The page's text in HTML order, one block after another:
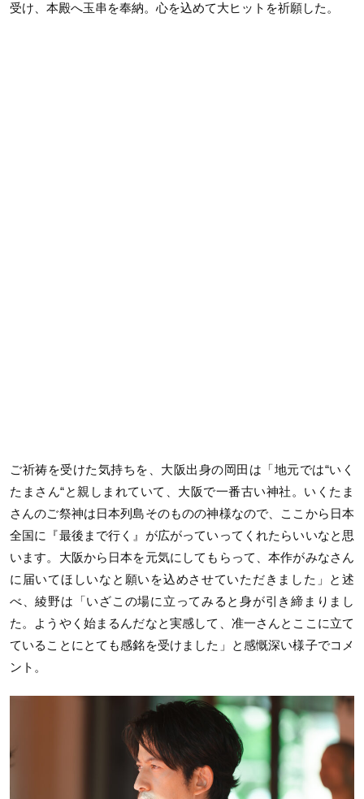
受け、本殿へ玉串を奉納。心を込めて大ヒットを祈願した。
ご祈祷を受けた気持ちを、大阪出身の岡田は「地元では“いく
たまさん“と親しまれていて、大阪で一番古い神社。いくたま
さんのご祭神は日本列島そのものの神様なので、ここから日本
全国に『最後まで行く』が広がっていってくれたらいいなと思
います。大阪から日本を元気にしてもらって、本作がみなさん
に届いてほしいなと願いを込めさせていただきました」と述
べ、綾野は「いざこの場に立ってみると身が引き締まりまし
た。ようやく始まるんだなと実感して、准一さんとここに立て
ていることにとても感銘を受けました」と感慨深い様子でコメ
ント。